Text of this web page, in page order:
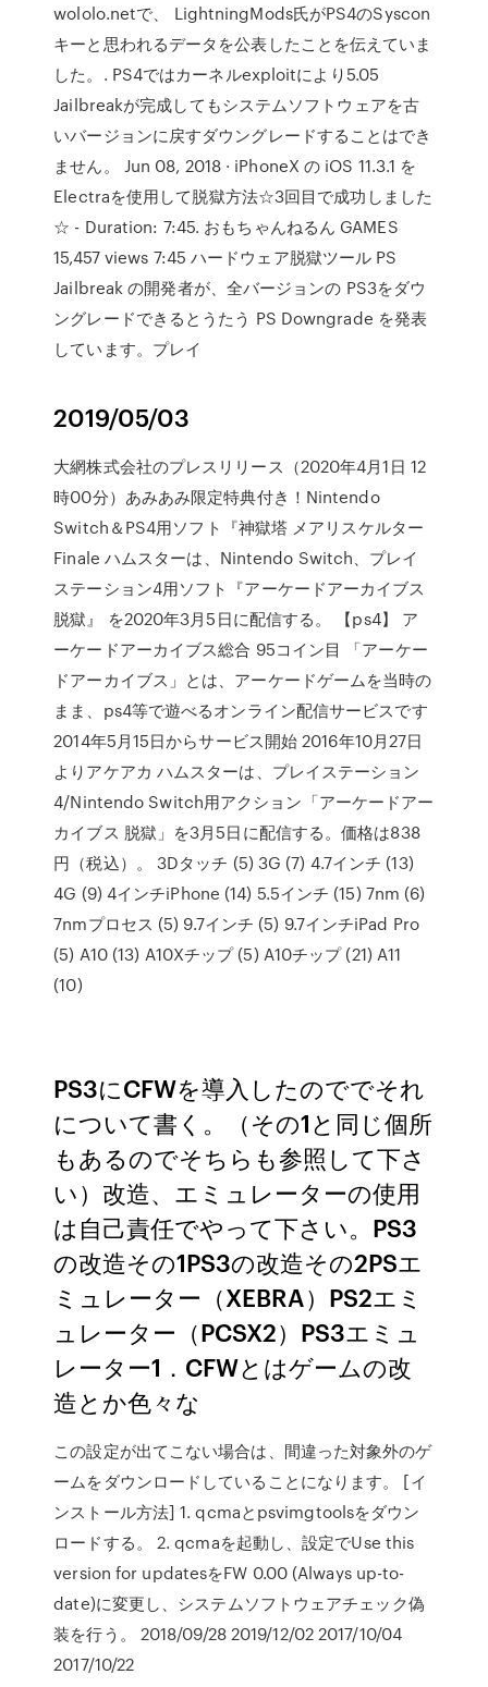
wololo.netで、 LightningMods氏がPS4のSyscon
キーと思われるデータを公表したことを伝えていま
した。. PS4ではカーネルexploitにより5.05
Jailbreakが完成してもシステムソフトウェアを古
いバージョンに戻すダウングレードすることはでき
ません。 Jun 08, 2018 · iPhoneX の iOS 11.3.1 を
Electraを使用して脱獄方法☆3回目で成功しました
☆ - Duration: 7:45. おもちゃんねるん GAMES
15,457 views 7:45 ハードウェア脱獄ツール PS
Jailbreak の開発者が、全バージョンの PS3をダウ
ングレードできるとうたう PS Downgrade を発表
しています。プレイ
2019/05/03
大網株式会社のプレスリリース（2020年4月1日 12
時00分）あみあみ限定特典付き！Nintendo
Switch＆PS4用ソフト『神獄塔 メアリスケルター
Finale ハムスターは、Nintendo Switch、プレイ
ステーション4用ソフト『アーケードアーカイブス
脱獄』 を2020年3月5日に配信する。 【ps4】 ア
ーケードアーカイブス総合 95コイン目 「アーケー
ドアーカイブス」とは、アーケードゲームを当時の
まま、ps4等で遊べるオンライン配信サービスです
2014年5月15日からサービス開始 2016年10月27日
よりアケアカ ハムスターは、プレイステーション
4/Nintendo Switch用アクション「アーケードアー
カイブス 脱獄」を3月5日に配信する。価格は838
円（税込）。 3Dタッチ (5) 3G (7) 4.7インチ (13)
4G (9) 4インチiPhone (14) 5.5インチ (15) 7nm (6)
7nmプロセス (5) 9.7インチ (5) 9.7インチiPad Pro
(5) A10 (13) A10Xチップ (5) A10チップ (21) A11
(10)
PS3にCFWを導入したのででそれ
について書く。（その1と同じ個所
もあるのでそちらも参照して下さ
い）改造、エミュレーターの使用
は自己責任でやって下さい。PS3
の改造その1PS3の改造その2PSエ
ミュレーター（XEBRA）PS2エミ
ュレーター（PCSX2）PS3エミュ
レーター1．CFWとはゲームの改
造とか色々な
この設定が出てこない場合は、間違った対象外のゲ
ームをダウンロードしていることになります。 [イ
ンストール方法] 1. qcmaとpsvimgtoolsをダウン
ロードする。 2. qcmaを起動し、設定でUse this
version for updatesをFW 0.00 (Always up-to-
date)に変更し、システムソフトウェアチェック偽
装を行う。 2018/09/28 2019/12/02 2017/10/04
2017/10/22